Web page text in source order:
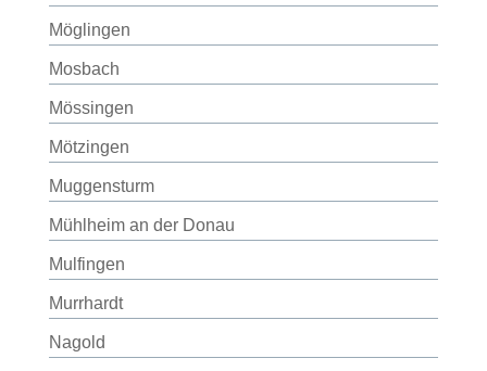
Möglingen
Mosbach
Mössingen
Mötzingen
Muggensturm
Mühlheim an der Donau
Mulfingen
Murrhardt
Nagold